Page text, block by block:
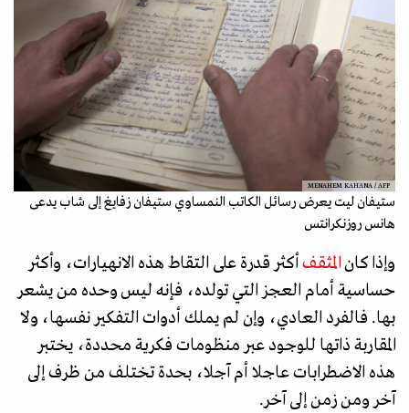
MENAHEM KAHANA / AFP
ستيفان ليت يعرض رسائل الكاتب النمساوي ستيفان زفايغ إلى شاب يدعى
هانس روزنكرانتس
وإذا كانالمثقف أكثر قدرة على التقاط هذه الانهيارات، وأكثر
حساسية أمام العجز التي تولده، فإنه ليس وحده من يشعر
بها. فالفرد العادي، وإن لم يملك أدوات التفكير نفسها، ولا
المقاربة ذاتها للوجود عبر منظومات فكرية محددة، يختبر
هذه الاضطرابات عاجلا أم آجلا، بحدة تختلف من ظرف إلى
آخر ومن زمن إلى آخر.